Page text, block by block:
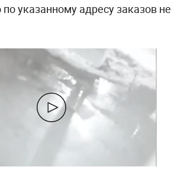
указанному адресу заказов не